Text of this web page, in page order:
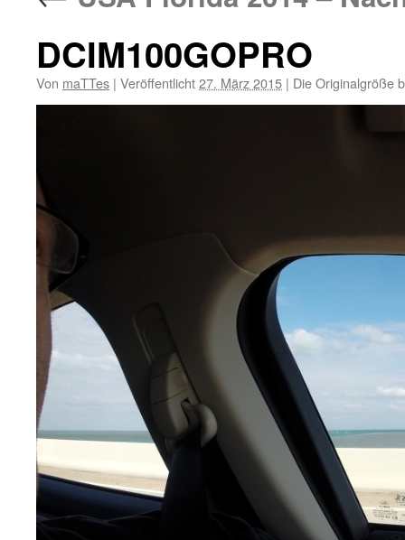
DCIM100GOPRO
Von maTTes | Veröffentlicht27. März 2015 | Die Originalgröße